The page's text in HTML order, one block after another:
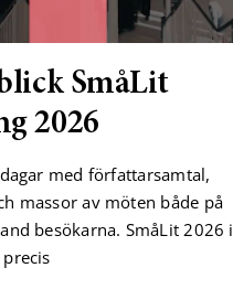
SmåLit
2026
med författarsamtal,
massor av möten både på
besökarna. SmåLit 2026 i